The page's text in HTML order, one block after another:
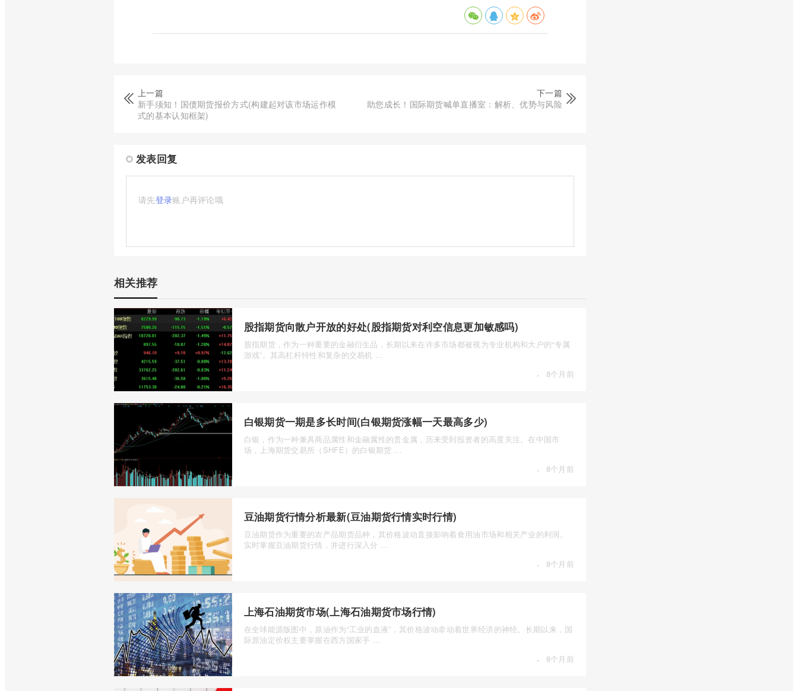
上一篇
新手须知！国债期货报价方式(构建起对该市场运作模
式的基本认知框架)
下一篇
助您成长！国际期货喊单直播室：解析、优势与风险
发表回复
请先登录账户再评论哦
相关推荐
股指期货向散户开放的好处(股指期货对利空信息更加敏感吗)
股指期货，作为一种重要的金融衍生品，长期以来在许多市场都被视为专业机构和大户的“专属
游戏”。其高杠杆特性和复杂的交易机 ...
· 8个月前
白银期货一期是多长时间(白银期货涨幅一天最高多少)
白银，作为一种兼具商品属性和金融属性的贵金属，历来受到投资者的高度关注。在中国市
场，上海期货交易所（SHFE）的白银期货 ...
· 8个月前
豆油期货行情分析最新(豆油期货行情实时行情)
豆油期货作为重要的农产品期货品种，其价格波动直接影响着食用油市场和相关产业的利润。
实时掌握豆油期货行情，并进行深入分 ...
· 8个月前
上海石油期货市场(上海石油期货市场行情)
在全球能源版图中，原油作为“工业的血液”，其价格波动牵动着世界经济的神经。长期以来，国
际原油定价权主要掌握在西方国家手 ...
· 8个月前